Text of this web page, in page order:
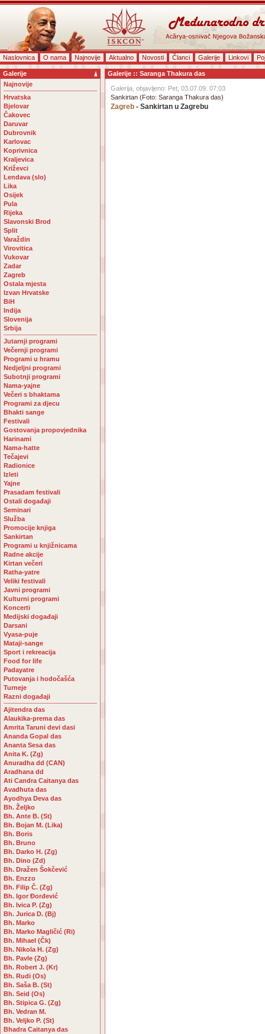
Naslovnica O nama Najnovije Aktualno Novosti Članci Galerije Linkovi
Galerije
Najnovije
Hrvatska
Bjelovar
Čakovec
Daruvar
Dubrovnik
Karlovac
Koprivnica
Kraljevica
Križevci
Lendava (slo)
Lika
Osijek
Pula
Rijeka
Slavonski Brod
Split
Varaždin
Virovitica
Vukovar
Zadar
Zagreb
Ostala mjesta
Izvan Hrvatske
BiH
Indija
Slovenija
Srbija
Jutarnji programi
Večernji programi
Programi u hramu
Nedjeljni programi
Subotnji programi
Nama-yajne
Večeri s bhaktama
Programi za djecu
Bhakti sange
Festivali
Gostovanja propovjednika
Harinami
Nama-hatte
Tečajevi
Radionice
Izleti
Yajne
Prasadam festivali
Ostali događaji
Seminari
Služba
Promocije knjiga
Sankirtan
Programi u knjižnicama
Radne akcije
Kirtan večeri
Ratha-yatre
Veliki festivali
Javni programi
Kulturni programi
Koncerti
Medijski događaji
Darsani
Vyasa-puje
Mataji-sange
Sport i rekreacija
Food for life
Padayatre
Putovanja i hodočašća
Turneje
Razni događaji
Ajitendra das
Alaukika-prema das
Amrita Taruni devi dasi
Ananda Gopal das
Ananta Sesa das
Anita K. (Zg)
Anuradha dd (CAN)
Aradhana dd
Ati Candra Caitanya das
Avadhuta das
Ayodhya Deva das
Bh. Željko
Bh. Ante B. (St)
Bh. Bojan M. (Lika)
Bh. Boris
Bh. Bruno
Bh. Darko H. (Zg)
Bh. Dino (Zd)
Bh. Dražen Šokčević
Bh. Enzzo
Bh. Filip Č. (Zg)
Bh. Igor Đorđević
Bh. Ivica P. (Zg)
Bh. Jurica D. (Bj)
Bh. Marko
Bh. Marko Magličić (Ri)
Bh. Mihael (Čk)
Bh. Nikola H. (Zg)
Bh. Pavle (Zg)
Bh. Robert J. (Kr)
Bh. Rudi (Os)
Bh. Saša B. (St)
Bh. Seid (Os)
Bh. Stipica G. (Zg)
Bh. Vedran M.
Bh. Veljko P. (St)
Bhadra Caitanya das
Galerije :: Saranga Thakura das
Galerija, objavljeno: Pet, 03.07.09. 07:03
Sankirtan (Foto: Saranga Thakura das)
Zagreb - Sankirtan u Zagrebu